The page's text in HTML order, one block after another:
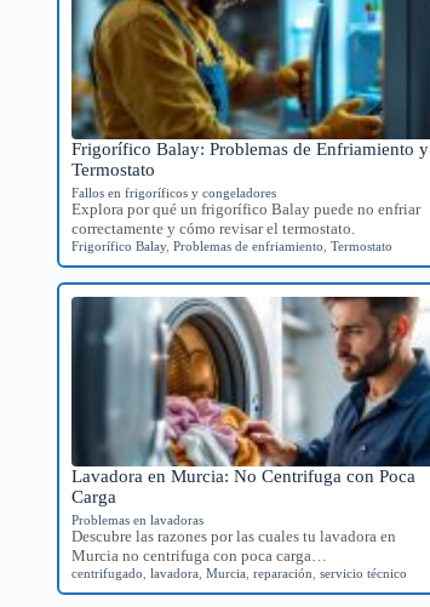
Frigorífico Balay: Problemas de Enfriamiento y
Termostato
Fallos en frigoríficos y congeladores
Explora por qué un frigorífico Balay puede no enfriar
correctamente y cómo revisar el termostato.
Frigorífico Balay,Problemas de enfriamiento ,Termostato
Lavadora en Murcia: No Centrifuga con Poca
Carga
Problemas en lavadoras
Descubre las razones por las cuales tu lavadora en
Murcia no centrifuga con poca carga…
centrifugado ,lavadora ,Murcia ,reparación ,servicio técnico